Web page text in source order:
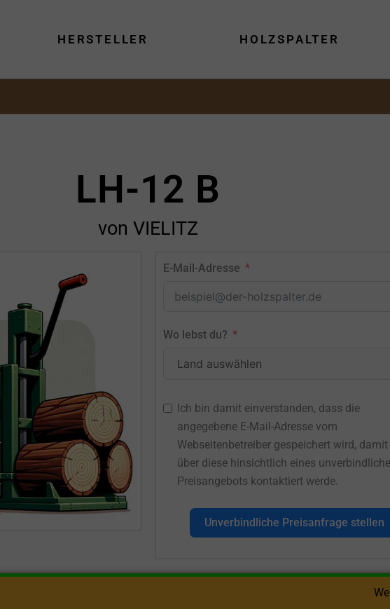
HERSTELLER HOLZSPALTER
LH-12 B
von VIELITZ
E-Mail-Adresse
Wo lebst du?
Ich bin damit einverstanden, dass die
angegebene E-Mail-Adresse vom
Webseitenbetreiber gespeichert wird,
über diese hinsichtlich eines
Preisangebots kontaktiert werde.
Unverbindliche Preisanfrage stellen